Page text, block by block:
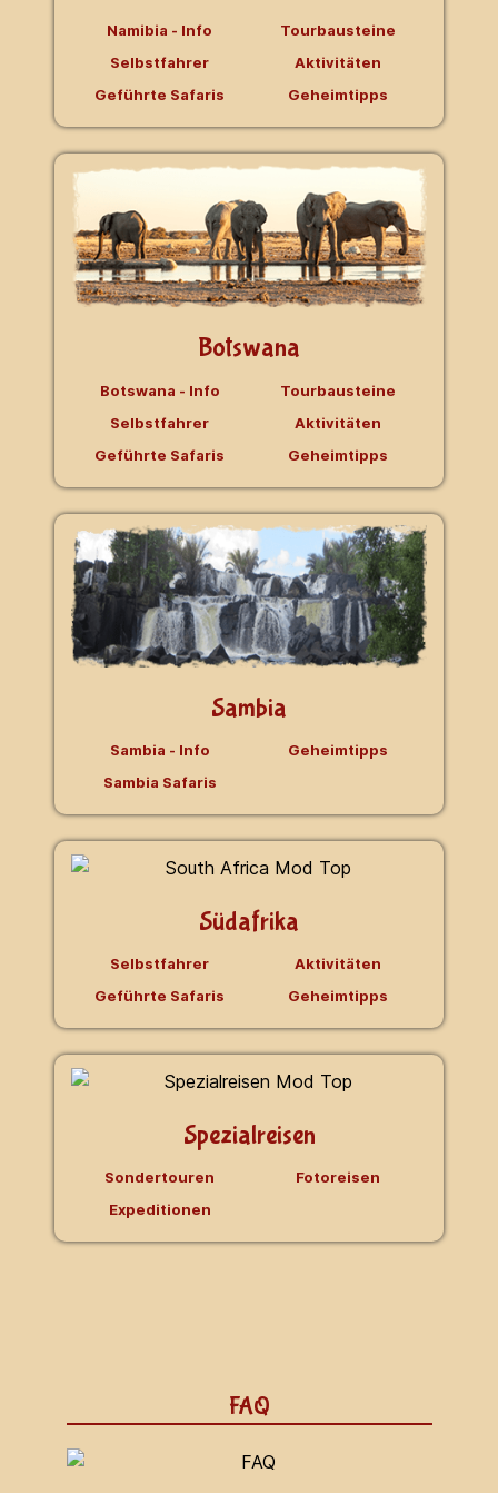
Namibia - Info
Selbstfahrer
Geführte Safaris
Tourbausteine
Aktivitäten
Geheimtipps
Botswana
Botswana - Info
Selbstfahrer
Geführte Safaris
Tourbausteine
Aktivitäten
Geheimtipps
Sambia
Sambia - Info
Sambia Safaris
Geheimtipps
Südafrika
Selbstfahrer
Geführte Safaris
Aktivitäten
Geheimtipps
Spezialreisen
Sondertouren
Expeditionen
Fotoreisen
FAQ